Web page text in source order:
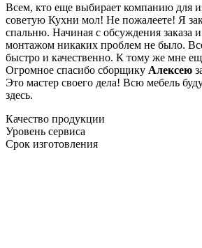
Всем, кто еще выбирает компанию для
советую Кухни мол! Не пожалеете! Я
спальню. Начиная с обсуждения заказа
монтажом никаких проблем не было.
быстро и качественно. К тому же мне
Огромное спасибо сборщику Алексею
Это мастер своего дела! Всю мебель
здесь.
Качество продукции
Уровень сервиса
Срок изготовления